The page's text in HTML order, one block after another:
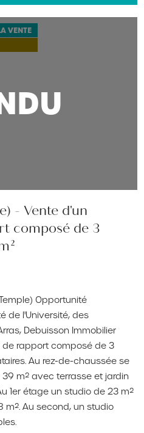
VENTE
- Vente d'un
composé de 3
Opportunité
de l'Université, des
Debuisson Immobilier
rapport composé de 3
Au rez-de-chaussée se
m² avec terrasse et jardin
1er étage un studio de 23 m²
Au second, un studio